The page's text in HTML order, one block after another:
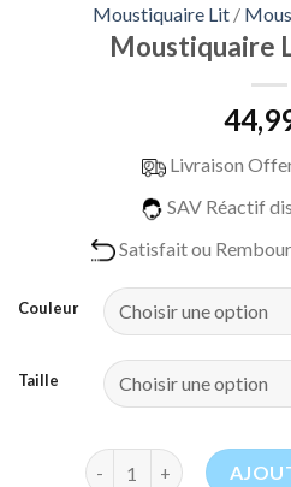
Moustiquaire Lit /
Moustiquaire
Livraison
SAV Réactif
Satisfait ou
Couleur
Taille
quantité de Moustiquaire